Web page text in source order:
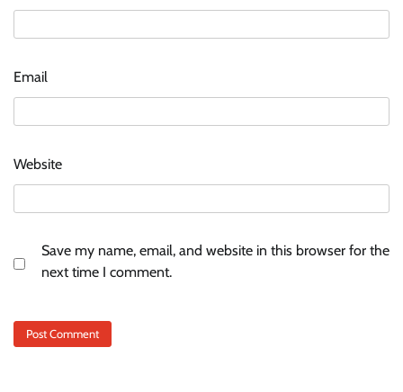
Email
Website
Save my name, email, and website in this browser for the
next time I comment.